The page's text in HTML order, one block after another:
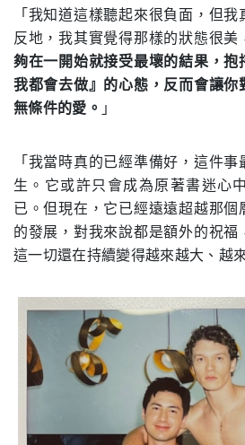
「我知道這樣聽起來很負面，但
反地，我其實覺得那樣的狀態很美
夠在一開始就接受最壞的結果，抱
我都會去做』的心態，反而會讓你
無條件的愛。 」
「我當時真的已經準備好，這件
生。它或許只會成為原著書迷心
已。但現在，它已經遠遠超越那個
的發展，對我來說都是額外的祝福
這一切還在持續變得越來越大、越